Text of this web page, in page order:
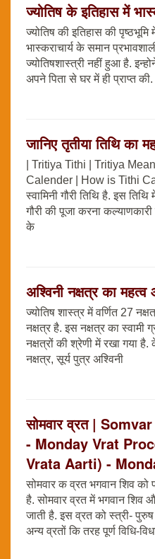
ज्योतिष के इतिहास में
ज्योतिष की इतिहास की पृष्ठभूमि
भास्कराचार्य के समान
ज्योतिषशास्त्री नहीं हुआ है.
अपने पिता से घर में ही प्राप्त की.
जानिए तृतीया तिथि का
| Tritiya Tithi | Tritiya
Calender | How is Tithi
स्वामिनी गौरी तिथि है. इस
गौरी की पूजा करना
के
अश्विनी नक्षत्र का
ज्योतिष शास्त्र में वर्णित 27
नक्षत्र है. इस नक्षत्र का
नक्षत्रों की श्रेणी में रखा गया
नक्षत्र, सूर्य पुत्र अश्विनी
सोमवार व्रत |
- Monday Vrat
Vrata Aarti) -
सोमवार क व्रत भगवान शिव
है. सोमवार व्रत में भगवान शिव
जाती है. इस व्रत को स्त्री-
अन्य व्रतों कि तरह पूर्ण विधि-